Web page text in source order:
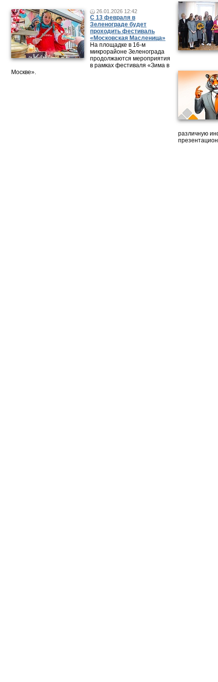
26.01.2026 12:42
С 13 февраля в
Зеленограде будет
проходить фестиваль
«Московская Масленица»
На площадке в 16-м
микрорайоне Зеленограда
продолжаются мероприятия
в рамках фестиваля «Зима в
Москве».
различную